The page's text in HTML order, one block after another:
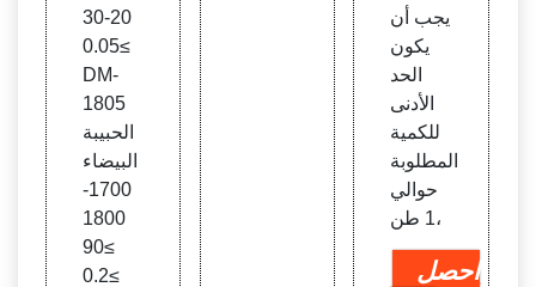
20-30
≥0.05
DM-
1805
الحبيبة
البيضاء
1700-
1800
≥90
≥0.2
يجب أن
يكون
الحد
الأدنى
للكمية
المطلوبة
حوالي
1 طن،
احصل